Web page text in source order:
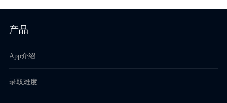
产品
App介绍
录取难度